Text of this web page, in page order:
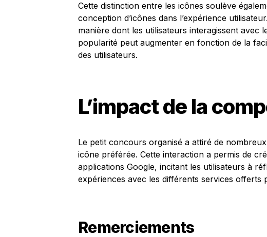
Cette distinction entre les icônes soulève
conception d’icônes dans l’expérience
manière dont les utilisateurs interagissent avec
popularité peut augmenter en fonction de la
des utilisateurs.
L’impact de la
Le petit concours organisé a attiré de
icône préférée. Cette interaction a permis de
applications Google, incitant les utilisateurs à
expériences avec les différents services offerts
Remerciements